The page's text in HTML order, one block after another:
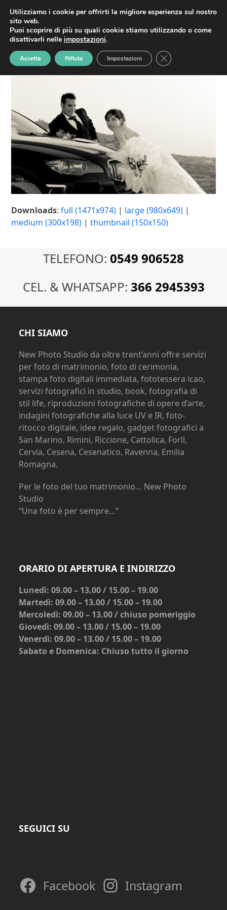
content
Open
mobile
menu
Close
mobile
menu
New Photo Studio
Home»New Photo Studio
Downloads:full (1471x974) | large (980x649) |
medium (300x198) |thumbnail (150x150)
TELEFONO: 0549 906528
CEL. & WHATSAPP: 366 2945393
CHI SIAMO
New Photo Studio da oltre trent’anni offre servizi
per foto di matrimonio, foto di cerimonia,
stampa foto digitali immediata, fototessera icao,
servizi fotografici in studio, book, fotografia di
stil life, riproduzioni fotografiche di opere d’arte,
indagini fotografiche alla luce UV e IR, foto-
ritocco digitale, idee regalo, gadget fotografici a
San Marino, Rimini, Riccione, Cattolica, Forlì,
Cervia, Cesena, Cesenatico, Ravenna, Emilia
Romagna.
Per le foto del tuo matrimonio… New Photo
Studio
“Una foto è per sempre…”
ORARIO DI APERTURA E INDIRIZZO
Lunedì: 09.00 – 13.00 / 15.00 – 19.00
Martedì: 09.00 – 13.00 / 15.00 – 19.00
Mercoledì: 09.00 – 13.00 / chiuso pomeriggio
Giovedì: 09.00 – 13.00 / 15.00 – 19.00
Venerdì: 09.00 – 13.00 / 15.00 – 19.00
Sabato e Domenica: Chiuso tutto il giorno
SEGUICI SU
Facebook Instagram
Utilizziamo i cookie per offrirti la migliore esperienza sul nostro
sito web.
Puoi scoprire di più su quali cookie stiamo utilizzando o come
disattivarli nelle impostazioni.
Accetta Rifiuta Impostazioni Close GDPR